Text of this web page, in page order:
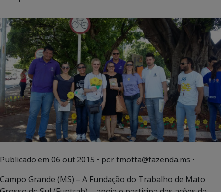
Publicado em 06 out 2015 • por tmotta@fazenda.ms •
Campo Grande (MS) – A Fundação do Trabalho de Mato